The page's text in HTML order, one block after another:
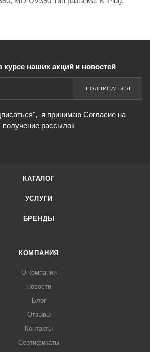
курсе наших акций и новостей
ПОДПИСАТЬСЯ
я принимаю Согласие на
получение рассылок
КАТАЛОГ
УСЛУГИ
БРЕНДЫ
КОМПАНИЯ
О компании
Новости
Блог
Отзывы
Контакты
Сертификаты